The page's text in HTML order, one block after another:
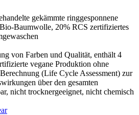
gekämmte ringgesponnene
Baumwolle, 20% RCS zertifiziertes
von Farben und Qualität, enthält 4
vegane Produktion ohne
(Life Cycle Assessment) zur
über den gesamten
nicht trocknergeeignet, nicht chemisch